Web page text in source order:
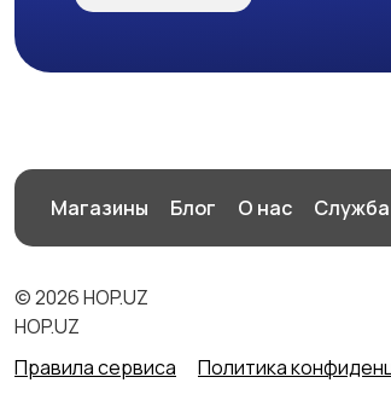
Магазины Блог О нас
© 2026 HOP.UZ
HOP.UZ
Правила сервиса
Политика